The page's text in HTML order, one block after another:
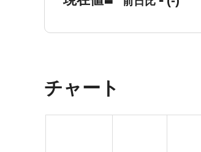
チャート